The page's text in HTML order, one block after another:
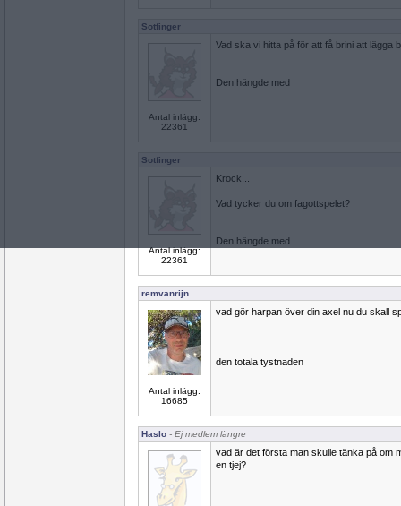
Sotfinger
Antal inlägg:
22361
Vad ska vi hitta på för att få brini att lägga
Den hängde med
Sotfinger
Antal inlägg:
22361
Krock...
Vad tycker du om fagottspelet?
Den hängde med
remvanrijn
Antal inlägg:
16685
vad gör harpan över din axel nu du skall
den totala tystnaden
Haslo - Ej medlem längre
vad är det första man skulle tänka på om
en tjej?